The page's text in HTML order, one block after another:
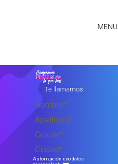
MENU
Autorización uso datos